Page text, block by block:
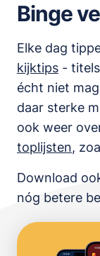
Binge
Elke dag
kijktips -
écht niet
daar sterke
ook weer
toplijsten,
Download
nóg betere